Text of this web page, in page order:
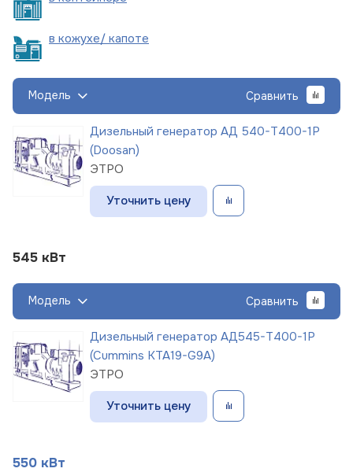
в кожухе/ капоте
Модель Сравнить
Дизельный генератор АД 540-Т400-1Р
(Doosan)
ЭТРО
Уточнить цену
545 кВт
Модель Сравнить
Дизельный генератор АД545-Т400-1Р
(Cummins KTA19-G9A)
ЭТРО
Уточнить цену
550 кВт